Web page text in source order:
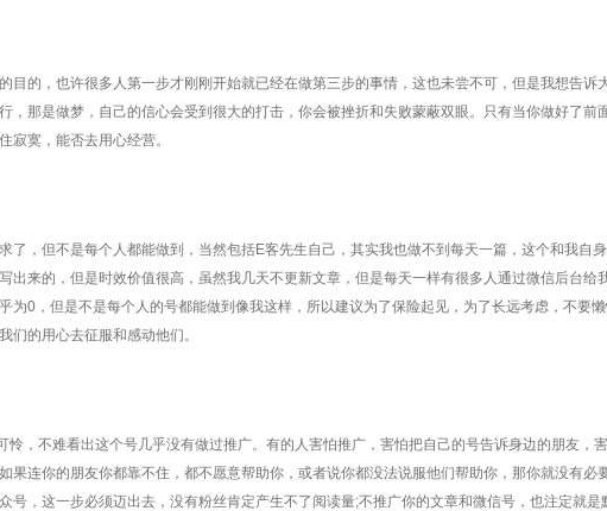
的，也许很多人第一步才刚刚开始就已经在做第三步的事情，这也未尝不可，但是我想告诉
，那是做梦，自己的信心会受到很大的打击，你会被挫折和失败蒙蔽双眼。只有当你做好了前
寂寞，能否去用心经营。
，但不是每个人都能做到，当然包括E客先生自己，其实我也做不到每天一篇，这个和我自
来的，但是时效价值很高，虽然我几天不更新文章，但是每天一样有很多人通过微信后台给
为0，但是不是每个人的号都能做到像我这样，所以建议为了保险起见，为了长远考虑，不要
们的用心去征服和感动他们。
不难看出这个号几乎没有做过推广。有的人害怕推广，害怕把自己的号告诉身边的朋友，
连你的朋友你都靠不住，都不愿意帮助你，或者说你都没法说服他们帮助你，那你就没有必
号，这一步必须迈出去，没有粉丝肯定产生不了阅读量;不推广你的文章和微信号，也注定就是